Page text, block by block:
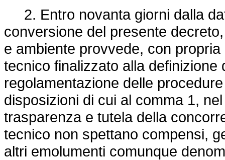
2. Entro novanta giorni dalla
conversione del presente
e ambiente provvede, con
tecnico finalizzato alla
regolamentazione delle
disposizioni di cui al comma 1,
trasparenza e tutela della
tecnico non spettano compensi,
altri emolumenti comunque